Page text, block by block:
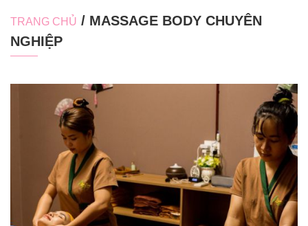
TRANG CHỦ / MASSAGE BODY CHUYÊN
NGHIỆP